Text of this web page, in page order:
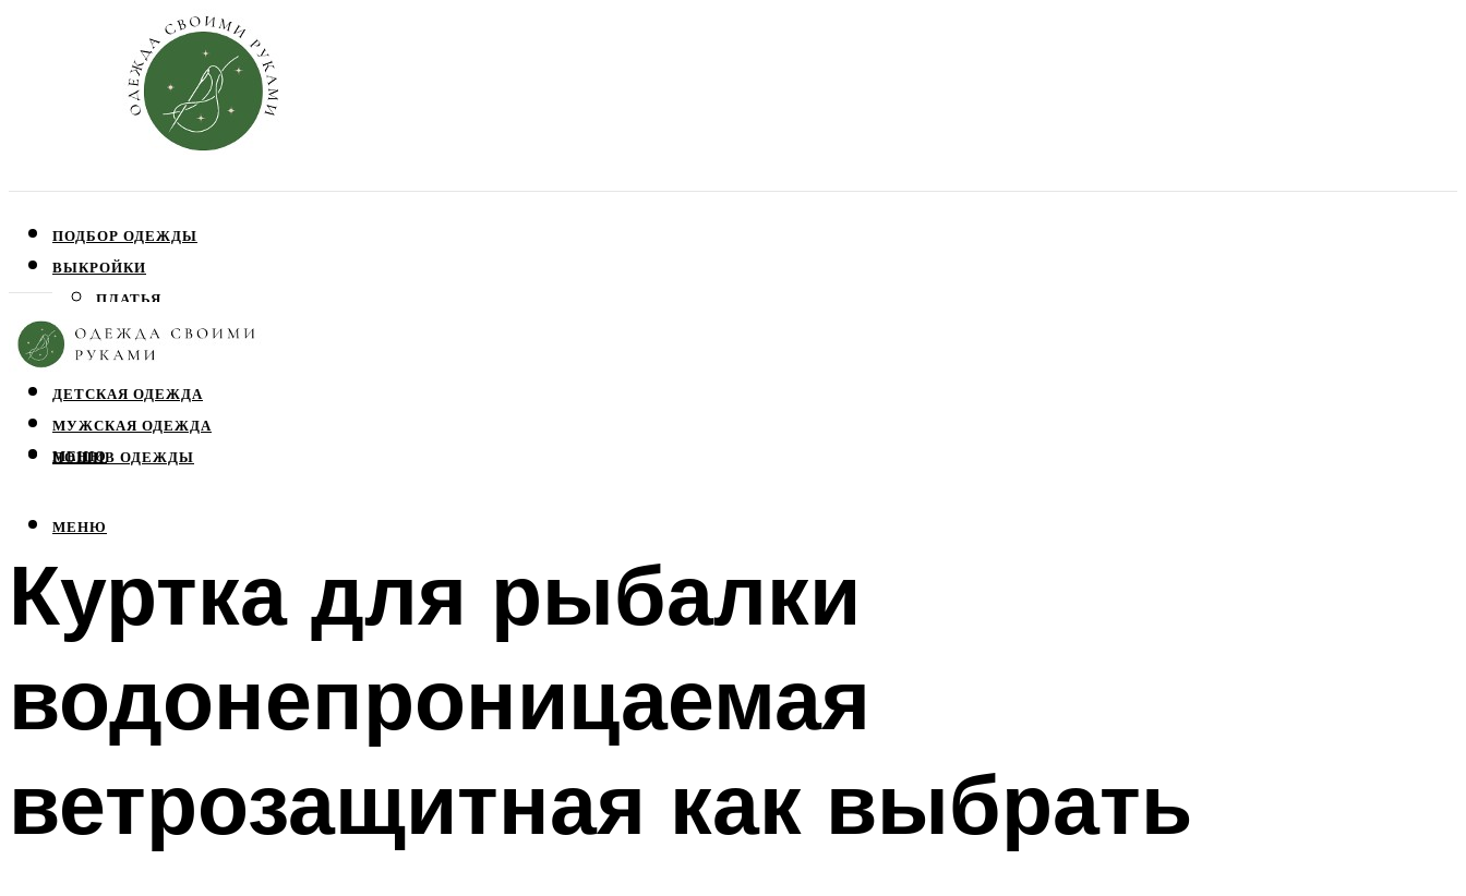
ПОДБОР ОДЕЖДЫ
ВЫКРОЙКИ
ПЛАТЬЯ
ЮБКИ
БЛУЗЫ
ДЕТСКАЯ ОДЕЖДА
МУЖСКАЯ ОДЕЖДА
ПОШИВ ОДЕЖДЫ
МЕНЮ
МЕНЮ
Куртка для рыбалки
водонепроницаемая
ветрозащитная как выбрать